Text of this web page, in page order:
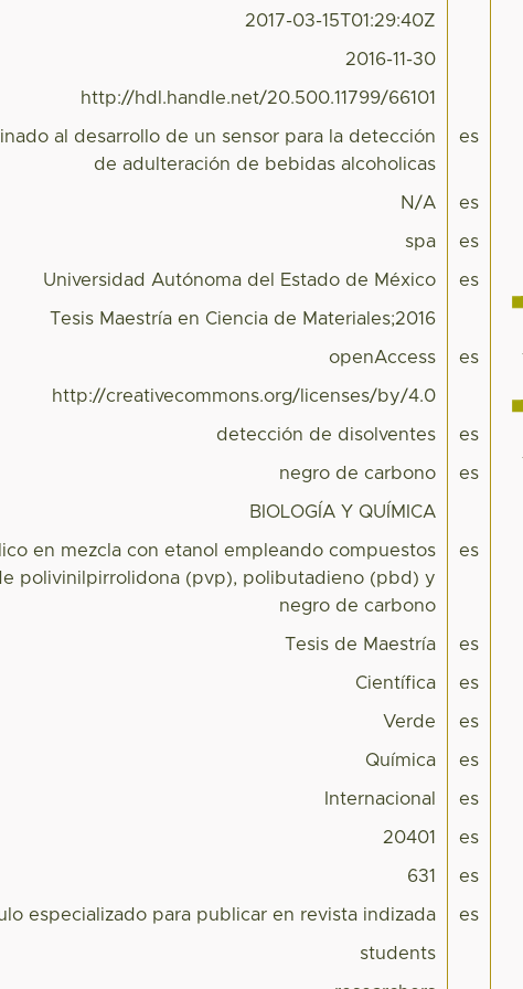
2017-03-15T01:29:40Z
2016-11-30
http://hdl.handle.net/20.500.11799/66101
al desarrollo de un sensor para la detección
de adulteración de bebidas alcoholicas
es
N/A es
spa es
Universidad Autónoma del Estado de México es
Tesis Maestría en Ciencia de Materiales;2016
openAccess es
http://creativecommons.org/licenses/by/4.0
detección de disolventes es
negro de carbono es
BIOLOGÍA Y QUÍMICA
en mezcla con etanol empleando compuestos
polivinilpirrolidona (pvp), polibutadieno (pbd) y
negro de carbono
es
Tesis de Maestría es
Científica es
Verde es
Química es
Internacional es
20401 es
631 es
especializado para publicar en revista indizada es
students